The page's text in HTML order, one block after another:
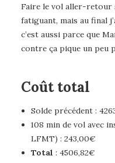
Faire le vol aller-retour
fatiguant, mais au final
c’est aussi parce que
contre ça pique un peu
Coût total
Solde précédent :
108 min de vol avec
LFMT) : 243,00€
Total : 4506,82€